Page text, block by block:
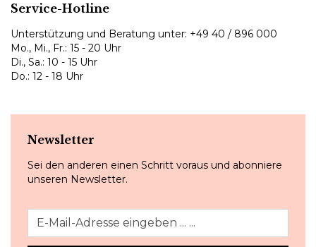
Service-Hotline
Unterstützung und Beratung unter: +49 40 / 896 000
Mo., Mi., Fr.: 15 - 20 Uhr
Di., Sa.: 10 - 15 Uhr
Do.: 12 - 18 Uhr
Newsletter
Sei den anderen einen Schritt voraus und abonniere
unseren Newsletter.